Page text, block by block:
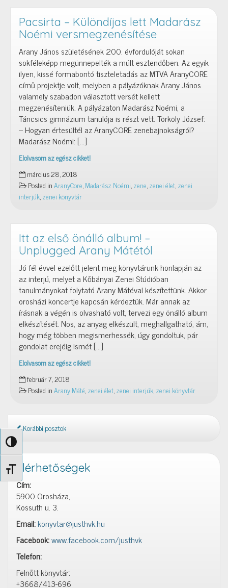
Nagy kontraszt váltása
Betűméret váltása
–
Új
album
Arany
Mátétól
Pacsirta – Különdíjas lett Madarász
Noémi versmegzenésítése
Arany János születésének 200. évfordulóját sokan
sokféleképp megünnepelték a múlt esztendőben. Az egyik
ilyen, kissé formabontó tiszteletadás az MTVA AranyCORE
című projektje volt, melyben a pályázóknak Arany János
valamely szabadon választott versét kellett
megzenésíteniük. A pályázaton Madarász Noémi, a
Táncsics gimnázium tanulója is részt vett. Törköly József:
– Hogyan értesültél az AranyCORE zenebajnokságról?
Madarász Noémi: […]
Elolvasom az egész cikket!
Pacsirta
–
Különdíjas
lett
Noémi
versmegzenésítése
március 28, 2018
Posted inAranyCore,Madarász Noémi,zene,zenei élet,zenei
interjúk,zenei könyvtár
Itt az első önálló album! –
Unplugged Arany Mátétól
Jó fél évvel ezelőtt jelent meg könyvtárunk honlapján az
az interjú, melyet a Kőbányai Zenei Stúdióban
tanulmányokat folytató Arany Mátéval készítettünk. Akkor
orosházi koncertje kapcsán kérdeztük. Már annak az
írásnak a végén is olvasható volt, tervezi egy önálló album
elkészítését. Nos, az anyag elkészült, meghallgatható, ám,
hogy még többen megismerhessék, úgy gondoltuk, pár
gondolat erejéig ismét […]
Elolvasom az egész cikket!
Itt
az
első
album!
–
Arany
Mátétól
február 7, 2018
Posted inArany Máté,zenei élet,zenei interjúk,zenei könyvtár
Korábbi posztok
Elérhetőségek
Cím:
5900 Orosháza,
Kossuth u. 3.
Email:konyvtar@justhvk.hu
Facebook:www.facebook.com/justhvk
Telefon:
Felnőtt könyvtár:
+3668/413-696